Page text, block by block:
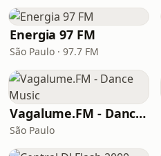
Energia 97 FM
São Paulo · 97.7 FM
Vagalume.FM - Dance Music
São Paulo